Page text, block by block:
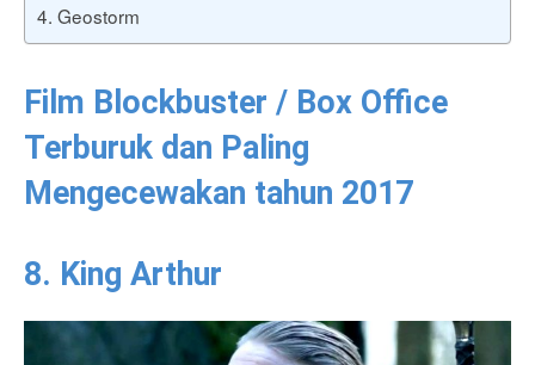
4. Geostorm
Film Blockbuster / Box Office
Terburuk dan Paling
Mengecewakan tahun 2017
8. King Arthur